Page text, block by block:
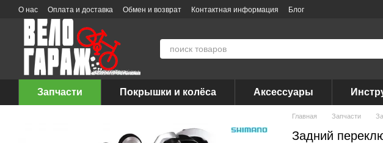
Перейти к основному контенту
О нас Оплата и доставка Обмен и возврат Контактная информация Блог
Запчасти Покрышки и колёса Аксессуары
Главная Запчасти
Задний